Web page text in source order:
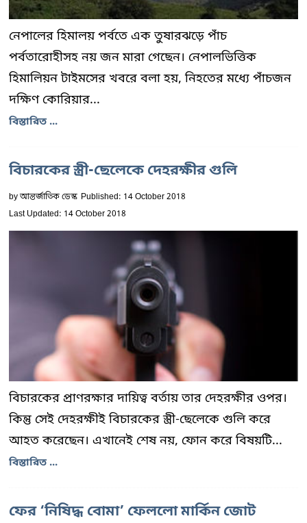
নেপালের হিমালয় পর্বতে এক তুষারঝড়ে পাঁচ
পর্বতারোহীসহ নয় জন মারা গেছেন। নেপালভিত্তিক
হিমালিয়ন টাইমসের খবরে বলা হয়, নিহতের মধ্যে পাঁচজন
দক্ষিণ কোরিয়ার...
বিস্তারিত ...
বিচারকের স্ত্রী-ছেলেকে দেহরক্ষীর গুলি
byআন্তর্জাতিক ডেস্ক Published: 14 October 2018
Last Updated: 14 October 2018
বিচারকের প্রাণরক্ষার দায়িত্ব বর্তায় তার দেহরক্ষীর ওপর।
কিন্তু সেই দেহরক্ষীই বিচারকের স্ত্রী-ছেলেকে গুলি করে
আহত করেছেন। এখানেই শেষ নয়, ফোন করে বিষয়টি...
বিস্তারিত ...
ফের ‘নিষিদ্ধ বোমা’ ফেললো মার্কিন জোট